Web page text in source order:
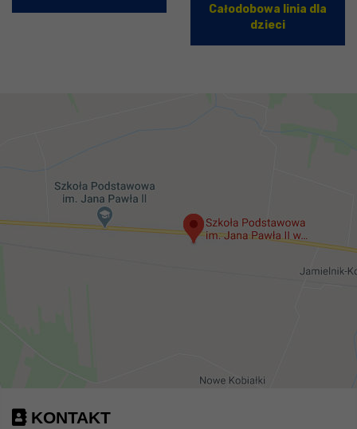
Całodobowa linia dla
dzieci
KONTAKT